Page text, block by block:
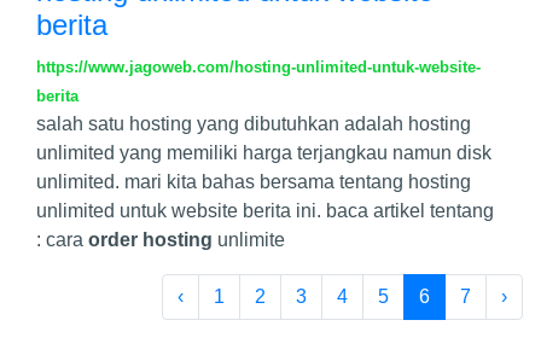
berita
https://www.jagoweb.com/hosting-unlimited-untuk-website-
berita
salah satu hosting yang dibutuhkan adalah hosting
unlimited yang memiliki harga terjangkau namun disk
unlimited. mari kita bahas bersama tentang hosting
unlimited untuk website berita ini. baca artikel tentang
: cara order hosting unlimite
‹ 1 2 3 4 5 6 7 ›